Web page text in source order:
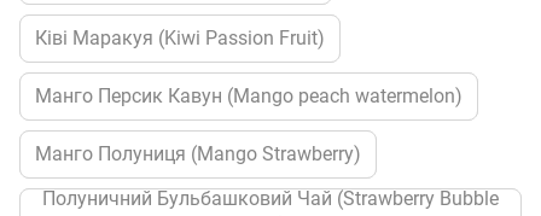
Ківі Маракуя (Kiwi Passion Fruit)
Манго Персик Кавун (Mango peach watermelon)
Манго Полуниця (Mango Strawberry)
Полуничний Бульбашковий Чай (Strawberry Bubble